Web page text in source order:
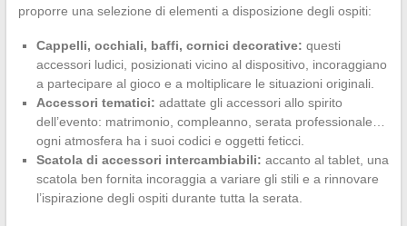
proporre una selezione di elementi a disposizione degli ospiti:
Cappelli, occhiali, baffi, cornici decorative: questi
accessori ludici, posizionati vicino al dispositivo, incoraggiano
a partecipare al gioco e a moltiplicare le situazioni originali.
Accessori tematici: adattate gli accessori allo spirito
dell’evento: matrimonio, compleanno, serata professionale…
ogni atmosfera ha i suoi codici e oggetti feticci.
Scatola di accessori intercambiabili: accanto al tablet, una
scatola ben fornita incoraggia a variare gli stili e a rinnovare
l’ispirazione degli ospiti durante tutta la serata.